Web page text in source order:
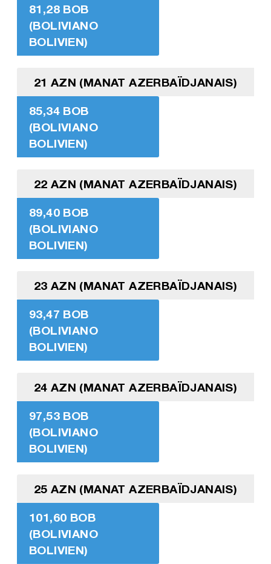
81,28 BOB
(BOLIVIANO
BOLIVIEN)
21 AZN (MANAT AZERBAÏDJANAIS)
85,34 BOB
(BOLIVIANO
BOLIVIEN)
22 AZN (MANAT AZERBAÏDJANAIS)
89,40 BOB
(BOLIVIANO
BOLIVIEN)
23 AZN (MANAT AZERBAÏDJANAIS)
93,47 BOB
(BOLIVIANO
BOLIVIEN)
24 AZN (MANAT AZERBAÏDJANAIS)
97,53 BOB
(BOLIVIANO
BOLIVIEN)
25 AZN (MANAT AZERBAÏDJANAIS)
101,60 BOB
(BOLIVIANO
BOLIVIEN)